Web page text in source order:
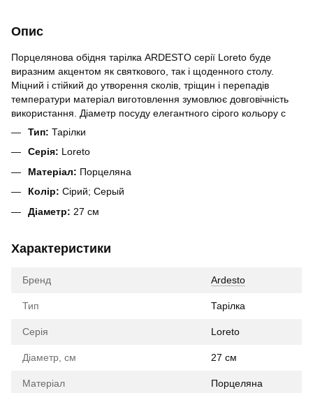
Опис
Порцелянова обідня тарілка ARDESTO серії Loreto буде
виразним акцентом як святкового, так і щоденного столу.
Міцний і стійкий до утворення сколів, тріщин і перепадів
температури матеріал виготовлення зумовлює довговічність
використання. Діаметр посуду елегантного сірого кольору с
Тип: Тарілки
Серія: Loreto
Матеріал: Порцеляна
Колір: Сірий; Серый
Діаметр: 27 см
Характеристики
Бренд Ardesto
Тип Тарілка
Серія Loreto
Діаметр, см 27 см
Матеріал Порцеляна